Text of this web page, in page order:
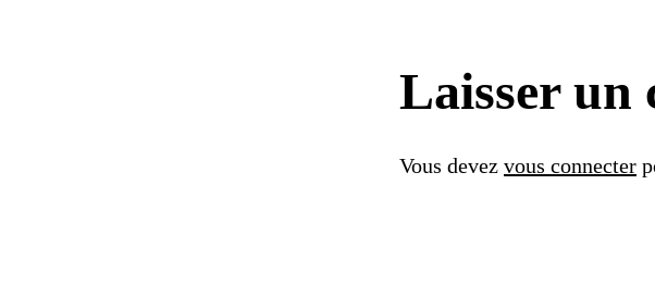
Laisser un
Vous devez vous connecter